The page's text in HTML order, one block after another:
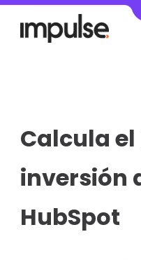
Calcula
inversión
HubSpot